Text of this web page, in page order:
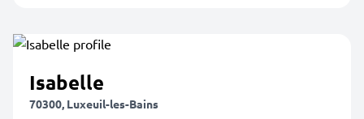
Isabelle
70300, Luxeuil-les-Bains